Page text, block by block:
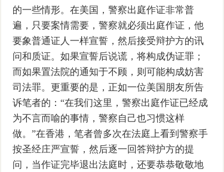
的一些情形。在美国，警察出庭作证非常普
遍，只要案情需要，警察就必须出庭作证，他
要象普通证人一样宣誓，然后接受辩护方的讯
问和质证。如果宣誓后说谎，将构成伪证罪；
而如果置法院的通知于不顾，则可能构成妨害
司法罪。更重要的是，正如一位美国朋友所告
诉笔者的：“在我们这里，警察出庭作证已经成
为不言而喻的事情，警察自己也习惯这样
做。”在香港，笔者曾多次在法庭上看到警察手
按圣经庄严宣誓，然后逐一回答辩护方的提
问，当作证完毕退出法庭时，还要恭恭敬敬地